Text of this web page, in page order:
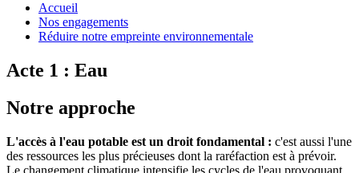
Accueil
Nos engagements
Réduire notre empreinte environnementale
Acte 1 : Eau
Notre approche
L'accès à l'eau potable est un droit fondamental : c'est aussi l'une
des ressources les plus précieuses dont la raréfaction est à prévoir.
Le changement climatique intensifie les cycles de l'eau provoquant